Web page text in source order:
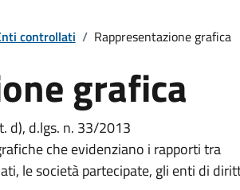
controllati / Rappresentazione grafica
grafica
d), d.lgs. n. 33/2013
che evidenziano i rapporti tra
le società partecipate, gli enti di